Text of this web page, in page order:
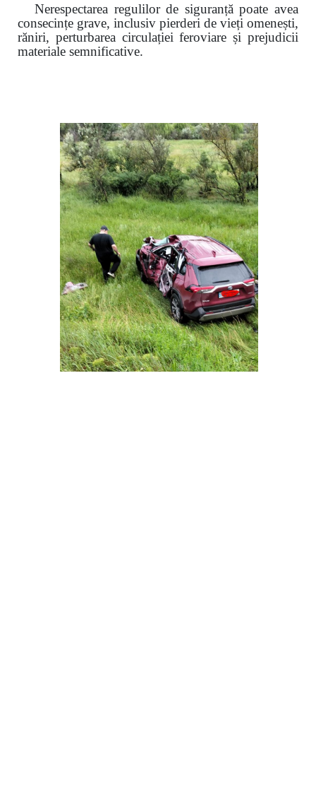
Nerespectarea regulilor de siguranță poate avea
consecințe grave, inclusiv pierderi de vieți omenești,
răniri, perturbarea circulației feroviare și prejudicii
materiale semnificative.